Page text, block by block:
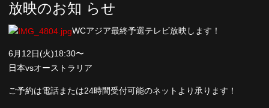
放映のお知 らせ
WCアジア最終予選テレビ放映します！
6月12日(火)18:30〜
日本vsオーストラリア
ご予約は電話または24時間受付可能のネットより承ります！